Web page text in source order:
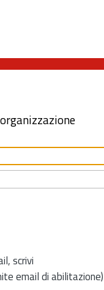
scrivi
email di abilitazione)